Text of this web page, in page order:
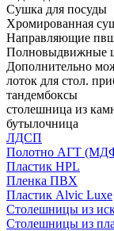
Сушка для посуды
Хромированная
Направляющие
Полновыдвижные
Дополнительно
лоток для стол.
тандембоксы
столешница из
бутылочница
ЛДСП
Полотно АГТ
Пластик HPL
Пленка ПВХ
Пластик Alvic Luxe
Столешницы из
Столешницы из